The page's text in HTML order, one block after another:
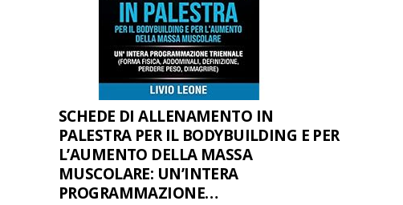
SCHEDE DI ALLENAMENTO IN
PALESTRA PER IL BODYBUILDING E PER
L’AUMENTO DELLA MASSA
MUSCOLARE: UN’INTERA
PROGRAMMAZIONE…